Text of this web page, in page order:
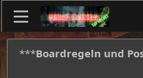
***Boardregeln und